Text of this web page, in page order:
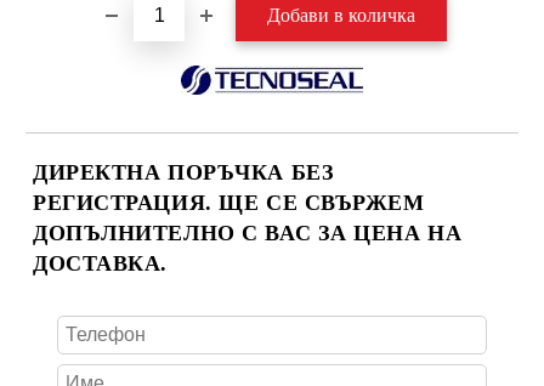
ДИРЕКТНА ПОРЪЧКА БЕЗ
РЕГИСТРАЦИЯ. ЩЕ СЕ СВЪРЖЕМ
ДОПЪЛНИТЕЛНО С ВАС ЗА ЦЕНА НА
ДОСТАВКА.